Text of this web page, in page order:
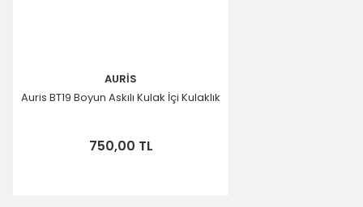
AURİS
Auris BT19 Boyun Askılı Kulak İçi Kulaklık
750,00 TL